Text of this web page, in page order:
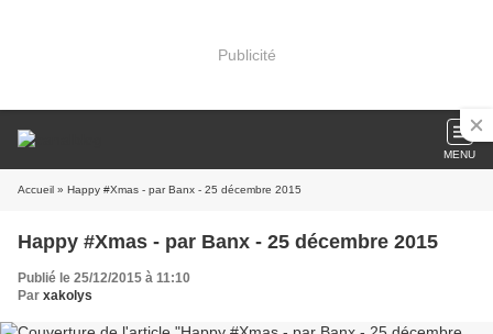
Publicité
MENU
Accueil » Happy #Xmas - par Banx - 25 décembre 2015
Happy #Xmas - par Banx - 25 décembre 2015
Publié le 25/12/2015 à 11:10
Par xakolys